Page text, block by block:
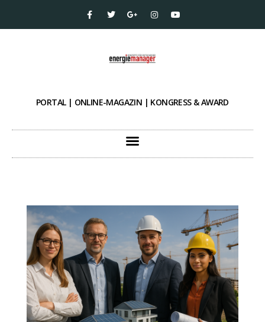
PORTAL | ONLINE-MAGAZIN | KONGRESS & AWARD